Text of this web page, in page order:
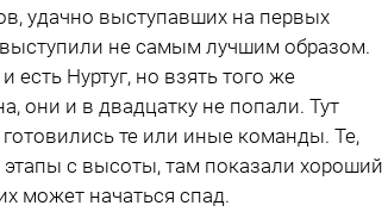
удачно выступавших на первых
выступили не самым лучшим образом.
есть Нуртуг, но взять того же
они и в двадцатку не попали. Тут
готовились те или иные команды. Те,
этапы с высоты, там показали хороший
может начаться спад.